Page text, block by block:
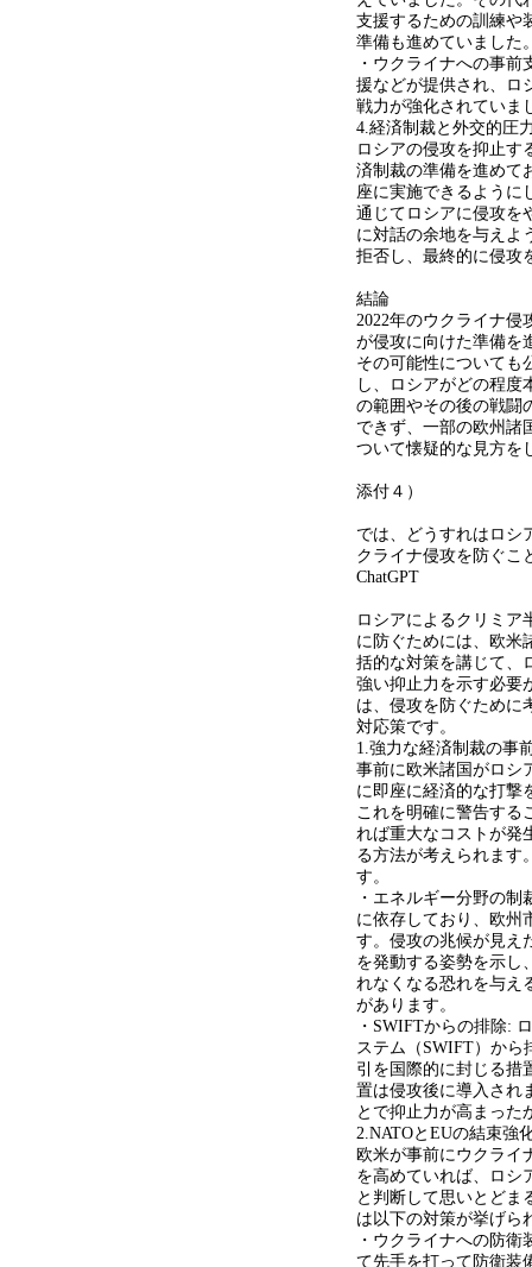
支援するための訓練や
準備も進めていました
・ウクライナへの事
援などが提供され、ロ
戦力が強化されていま
4.経済制裁と外交的圧
ロシアの侵攻を抑止す
済制裁の準備を進めて
座に実施できるように
通じてロシアに侵攻を
に対話の余地を与えよ
拒否し、最終的に侵攻
結論
2022年のウクライナ侵
が侵攻に向けた準備を
その可能性についても
し、ロシアがどの程度
の範囲やその後の戦闘
できず、一部の欧州諸
ついて懐疑的な見方を
添付４）
では、どうすれはロシ
クライナ侵攻を防ぐこ
ChatGPT
ロシアによるクリミア
に防ぐためには、欧米
括的な対策を講じて、
強い抑止力を示す必要
は、侵攻を防ぐために
対応策です。
1.強力な経済制裁の事
事前に欧米諸国がロシ
に即座に経済的な打撃
これを明確に警告する
れば重大なコストが発
る方法が考えられます
す。
・エネルギー分野の
に依存しており、欧州
す。侵攻の兆候が見え
を発動する姿勢を示し
れなくなる恐れを与え
があります。
・SWIFTからの排除:
ステム（SWIFT）から
引を国際的に封じる措
置は侵攻後に導入され
とで抑止力が高まった
2.NATOとEUの結束強
欧米が事前にウクライ
を高めていれば、ロシ
と判断して思いとどま
は以下の対策が挙げら
・ウクライナへの防
て先手を打って防衛装